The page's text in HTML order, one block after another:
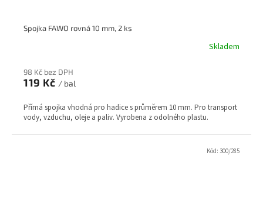
Spojka FAWO rovná 10 mm, 2 ks
Skladem
98 Kč bez DPH
119 Kč / bal
Přímá spojka vhodná pro hadice s průměrem 10 mm. Pro transport
vody, vzduchu, oleje a paliv. Vyrobena z odolného plastu.
Kód: 300/285